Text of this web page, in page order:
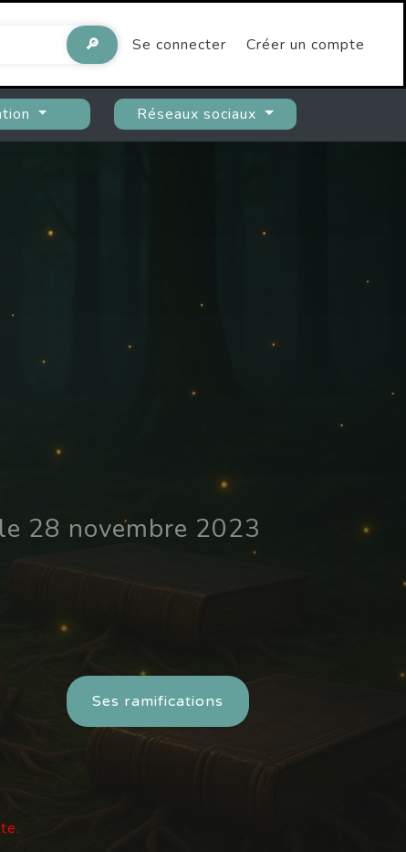
🔎 Se connecter Créer un compte
Réseaux sociaux
28 novembre 2023
Ses ramifications